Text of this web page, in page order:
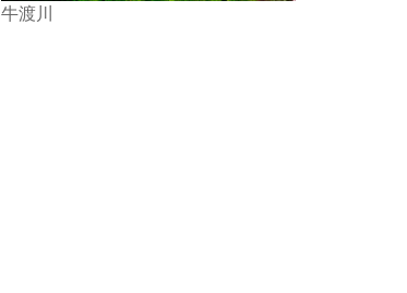
牛渡川